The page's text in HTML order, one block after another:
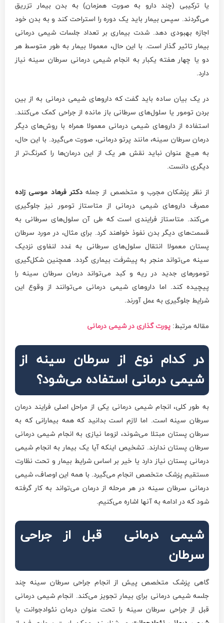
یا ترکیبی (چند دارو به صورت همزمان) به بدن بیمار تزریق
می‌گردند. سپس بیمار باید یک دوره را استراحت کند و به بدن خود
اجازه بهبودی دهد. شدت بیماری بر تعداد جلسات شیمی درمانی
بیمار تاثیر گذار است. با این حال، معمولا بیمار به طور متوسط هر
دو یا چهار هفته یکبار به انجام شیمی درمانی سرطان سینه نیاز
دارد.
در یک بیان ساده باید گفت که داروهای شیمی درمانی به از بین
بردن تومور یا سلول‌های سرطانی باز مانده از جراحی کمک می‌کنند.
استفاده از داروهای شیمی درمانی معمولا همراه با روش‌های دیگر
درمان سرطان سینه، مانند پرتو درمانی، صورت می‌گیرد. با این حال،
به هیچ عنوان نباید نقش هر یک از این درمان‌ها را کمرنگ‌تر از
دیگری دانست.
از نظر پزشکان مجرب و متخصص از جملهدکتر فرهاد موسی زاده
مصرف داروهای شیمی درمانی از متاستاز تومور نیز جلوگیری
می‌کند. متاستاز فرایندی است که طی آن سلول‌های سرطانی به
قسمت‌های دیگر بدن نفوذ خواهند کرد. برای مثال، در مورد سرطان
پستان معمولا انتقال سلول‌های سرطانی به غدد لنفاوی نزدیک
سینه می‌تواند منجر به پیشرفت بیماری گردد. همچنین شکل‌گیری
تومورهای جدید در ریه و کبد می‌تواند درمان سرطان سینه را
پیچیده کند. اما داروهای شیمی درمانی می‌توانند از وقوع این
شرایط جلوگیری به عمل آورند.
مقاله مرتبط: پورت گذاری در شیمی درمانی
در کدام نوع از سرطان سینه از
شیمی درمانی استفاده می‌شود؟
به طور کلی، انجام شیمی درمانی یکی از مراحل اصلی فرایند درمان
سرطان سینه است. اما لازم است بدانید که همه بیمارانی که به
سرطان پستان مبتلا می‌شوند، لزوما نیازی به انجام شیمی درمانی
سرطان پستان ندارند. تشخیص اینکه آیا یک بیمار به انجام شیمی
درمانی پستان نیاز دارد یا خیر بر اساس شرایط بیمار و تحت نظارت
مستقیم پزشک متخصص انجام می‌گیرد. با همه این اوصاف، شیمی
درمانی سرطان سینه در هر مرحله از درمان می‌تواند به کار گرفته
شود که در ادامه به آن­ها اشاره می‌کنیم.
شیمی درمانی قبل از جراحی
سرطان
گاهی پزشک متخصص پیش از انجام جراحی سرطان سینه چند
جلسه شیمی درمانی برای بیمار تجویز می‌کند. انجام شیمی درمانی
قبل از جراحی سرطان سینه را تحت عنوان درمان نئوادجوانت یا